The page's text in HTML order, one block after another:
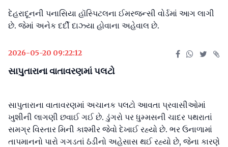
દેહરાદૂનની પનાસિયા હૉસ્પિટલના ઈમરજન્સી વોર્ડમાં આગ લાગી
છે. જેમાં અનેક દર્દી દાઝ્યા હોવાના અહેવાલ છે.
2026-05-20 09:22:12
સાપુતારાના વાતાવરણમાં પલટો
સાપુતારાના વાતાવરણમાં અચાનક પલટો આવતા પ્રવાસીઓમાં
ખુશીની લાગણી છવાઈ ગઈ છે. ડુંગરો પર ધુમ્મસની ચાદર પથરાતાં
સમગ્ર વિસ્તાર મિની કાશ્મીર જેવો દેખાઈ રહ્યો છે. ભર ઉનાળામાં
તાપમાનનો પારો ગગડતાં ઠંડીનો અહેસાસ થઈ રહ્યો છે, જેના કારણે